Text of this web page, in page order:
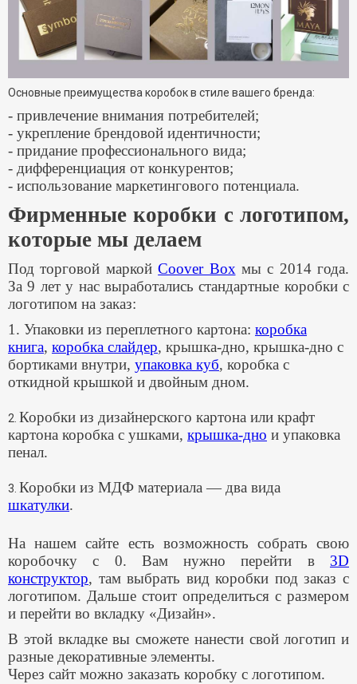
Основные преимущества коробок в стиле вашего бренда:
- привлечение внимания потребителей;
- укрепление брендовой идентичности;
- придание профессионального вида;
- дифференциация от конкурентов;
- использование маркетингового потенциала.
Фирменные коробки с логотипом,
которые мы делаем
Под торговой маркойCoover Boxмы с 2014 года.
За 9 лет у нас выработались стандартные коробки с
логотипом на заказ:
1. Упаковки из переплетного картона: коробка
книга, коробка слайдер, крышка-дно, крышка-дно с
бортиками внутри, упаковка куб, коробка с
откидной крышкой и двойным дном.
2. Коробки из дизайнерского картона или крафт
картона коробка с ушками, крышка-дно и упаковка
пенал.
3. Коробки из МДФ материала — два вида
шкатулки.
На нашем сайте есть возможность собрать свою
коробочку с 0. Вам нужно перейти в 3D
конструктор, там выбрать вид коробки под заказ с
логотипом. Дальше стоит определиться с размером
и перейти во вкладку «Дизайн».
В этой вкладке вы сможете нанести свой логотип и
разные декоративные элементы.
Через сайт можно заказать коробку с логотипом.